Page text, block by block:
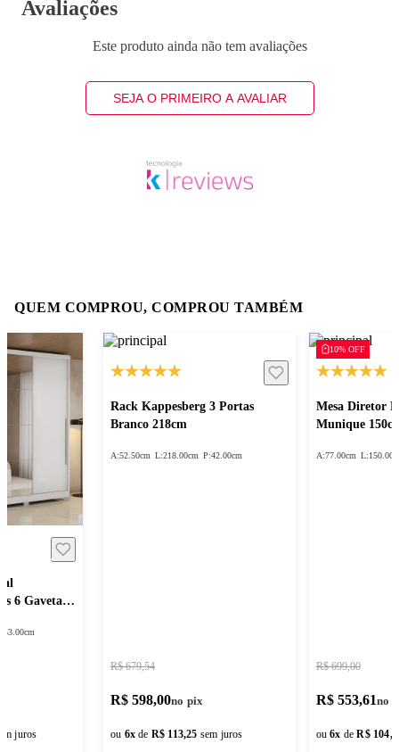
Avaliações
Este produto ainda não tem avaliações
SEJA O PRIMEIRO A AVALIAR
QUEM COMPROU, COMPROU TAMBÉM
Rack Kappesberg 3 Portas
Branco 218cm
A:52.50cm L:218.00cm P:42.00cm
R$ 679,54
R$ 598,00
ou 6x de R$ 113,25 sem juros
10% OFF
Mesa Diretor
Munique
A:77.00cm L:
R$ 699,00
R$ 553,61
ou6x de R$
6 Gavetas
53.00cm
juros